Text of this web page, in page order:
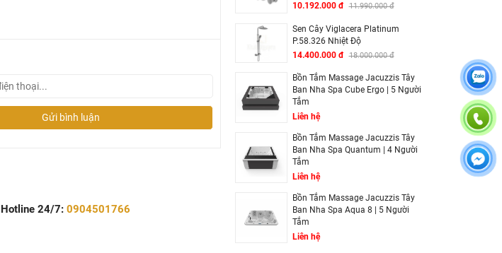
Gửi bình luận
Hotline 24/7:0904501766
10.192.000 đ 11.990.000 đ
Sen Cây Viglacera Platinum
P.58.326 Nhiệt Độ
14.400.000 đ 18.000.000 đ
Bồn Tắm Massage Jacuzzis Tây
Ban Nha Spa Cube Ergo | 5 Người
Tắm
Liên hệ
Bồn Tắm Massage Jacuzzis Tây
Ban Nha Spa Quantum | 4 Người
Tắm
Liên hệ
Bồn Tắm Massage Jacuzzis Tây
Ban Nha Spa Aqua 8 | 5 Người
Tắm
Liên hệ